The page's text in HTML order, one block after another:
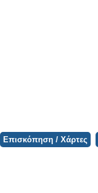
Φορτώνει ο Χάρτης...
Επισκόπηση / Χάρτες